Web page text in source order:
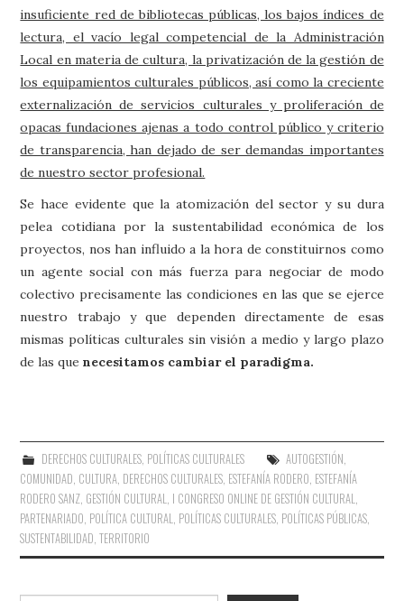
insuficiente red de bibliotecas públicas, los bajos índices de
lectura, el vacío legal competencial de la Administración
Local en materia de cultura, la privatización de la gestión de
los equipamientos culturales públicos, así como la creciente
externalización de servicios culturales y proliferación de
opacas fundaciones ajenas a todo control público y criterio
de transparencia, han dejado de ser demandas importantes
de nuestro sector profesional.
Se hace evidente que la atomización del sector y su dura
pelea cotidiana por la sustentabilidad económica de los
proyectos, nos han influido a la hora de constituirnos como
un agente social con más fuerza para negociar de modo
colectivo precisamente las condiciones en las que se ejerce
nuestro trabajo y que dependen directamente de esas
mismas políticas culturales sin visión a medio y largo plazo
de las quenecesitamos cambiar el paradigma.
DERECHOS CULTURALES, POLÍTICAS CULTURALES AUTOGESTIÓN
COMUNIDAD CULTURA DERECHOS CULTURALES ESTEFANÍA RODERO ESTEFANÍA
RODERO SANZ GESTIÓN CULTURAL I CONGRESO ONLINE DE GESTIÓN CULTURAL
PARTENARIADO POLÍTICA CULTURAL POLÍTICAS CULTURALES POLÍTICAS PÚBLICAS
SUSTENTABILIDAD ,TERRITORIO